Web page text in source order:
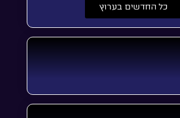
כל החדשים בערוץ